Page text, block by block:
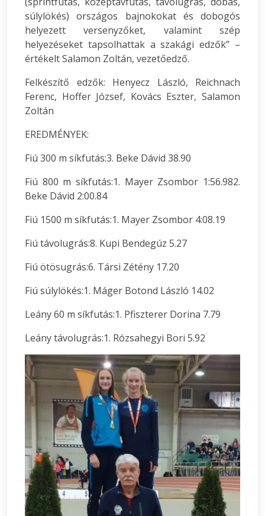
súlylökés) országos bajnokokat és dobogós
helyezett versenyzőket, valamint szép
helyezéseket tapsolhattak a szakági edzők” –
értékelt Salamon Zoltán, vezetőedző.
Felkészítő edzők: Henyecz László, Reichnach
Ferenc, Hoffer József, Kovács Eszter, Salamon
Zoltán
EREDMÉNYEK:
Fiú 300 m síkfutás:3. Beke Dávid 38.90
Fiú 800 m síkfutás:1. Mayer Zsombor 1:56.982.
Beke Dávid 2:00.84
Fiú 1500 m síkfutás:1. Mayer Zsombor 4:08.19
Fiú távolugrás:8. Kupi Bendegúz 5.27
Fiú ötösugrás:6. Társi Zétény 17.20
Fiú súlylökés:1. Máger Botond László 14.02
Leány 60 m síkfutás:1. Pfiszterer Dorina 7.79
Leány távolugrás:1. Rózsahegyi Bori 5.92